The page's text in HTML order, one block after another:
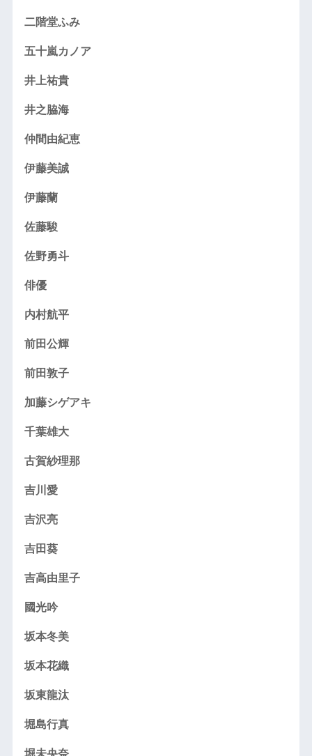
二階堂ふみ
五十嵐カノア
井上祐貴
井之脇海
仲間由紀恵
伊藤美誠
伊藤蘭
佐藤駿
佐野勇斗
俳優
内村航平
前田公輝
前田敦子
加藤シゲアキ
千葉雄大
古賀紗理那
吉川愛
吉沢亮
吉田葵
吉高由里子
國光吟
坂本冬美
坂本花織
坂東龍汰
堀島行真